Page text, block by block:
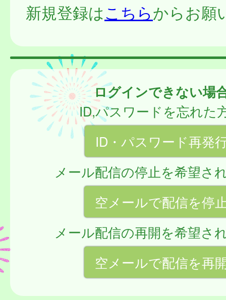
新規登録はこちらからお願
ログインできない場
ID,パスワードを忘れた
ID・パスワード再発
メール配信の停止を希望さ
空メールで配信を停
メール配信の再開を希望さ
空メールで配信を再